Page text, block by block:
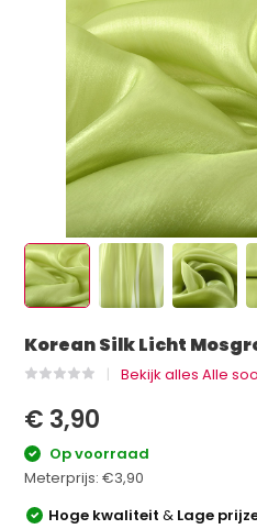
Korean Silk Licht
Bekijk alles Alle
€ 3,90
Op voorraad
Meterprijs:€3,90
Hoge kwaliteit& Lage